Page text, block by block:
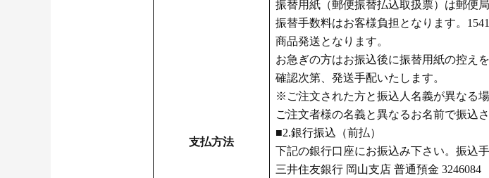
支払方法
振替用紙（郵便振替払込取扱票）は郵便
振替手数料はお客様負担となります。
商品発送となります。
お急ぎの方はお振込後に振替用紙の控え
確認次第、発送手配いたします。
※ご注文された方と振込人名義が異なる
ご注文者様の名義と異なるお名前で振込
■2.銀行振込（前払）
下記の銀行口座にお振込み下さい。振込
三井住友銀行 岡山支店 普通預金 3246084